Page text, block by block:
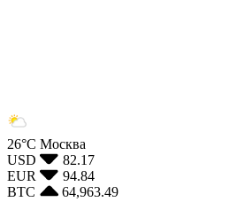
26°С Москва
USD
82.17
EUR
94.84
BTC
64,963.49